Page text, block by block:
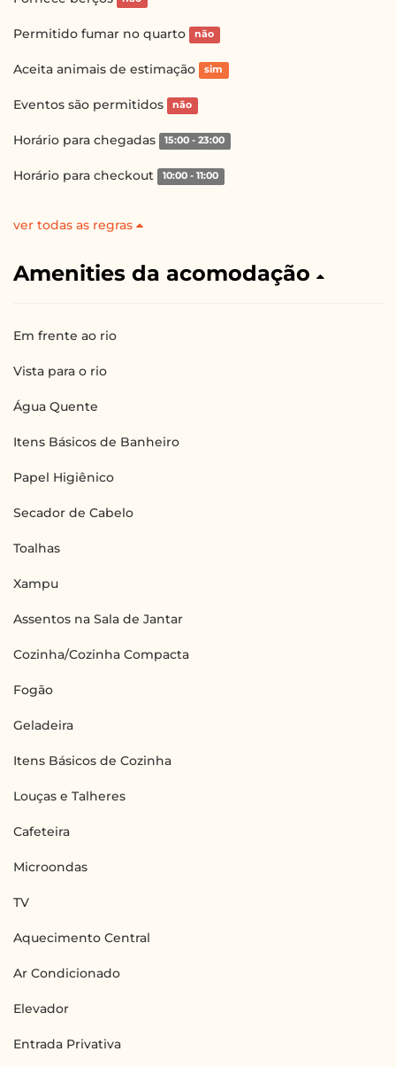
Permitido fumar no quarto não
Aceita animais de estimação sim
Eventos são permitidos não
Horário para chegadas 15:00 - 23:00
Horário para checkout 10:00 - 11:00
ver todas as regras
Amenities da acomodação
Em frente ao rio
Vista para o rio
Água Quente
Itens Básicos de Banheiro
Papel Higiênico
Secador de Cabelo
Toalhas
Xampu
Assentos na Sala de Jantar
Cozinha/Cozinha Compacta
Fogão
Geladeira
Itens Básicos de Cozinha
Louças e Talheres
Cafeteira
Microondas
TV
Aquecimento Central
Ar Condicionado
Elevador
Entrada Privativa